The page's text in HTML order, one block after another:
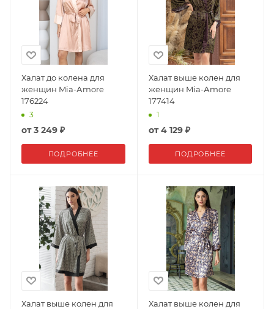
Халат до колена для
женщин Mia-Аmore
176224
3
от3 249 ₽
ПОДРОБНЕЕ
Халат выше колен для
женщин Mia-Аmore
177414
1
от4 129 ₽
ПОДРОБНЕЕ
Халат выше колен для
Халат выше колен для